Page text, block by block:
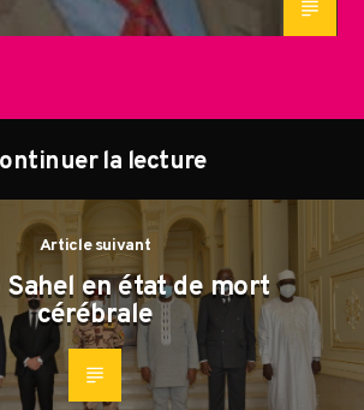
la lecture
Article suivant
Sahel en état de mort
cérébrale